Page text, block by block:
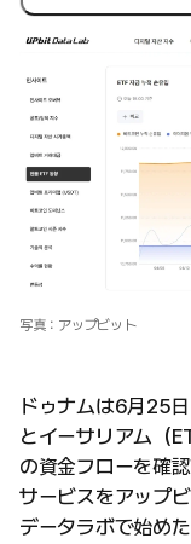
写真：アップビット
ドゥナムは6月25
とイーサリアム（
の資金フローを確
サービスをアップビ
データラボで始めた